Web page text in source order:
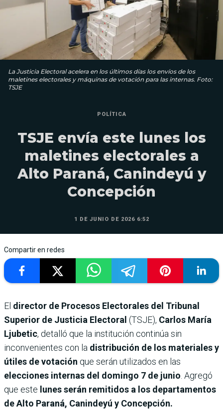
La Justicia Electoral acelera en los últimos días los envíos de los
maletines electorales y máquinas de votación para las internas. Foto:
TSJE
POLÍTICA
TSJE envía este lunes los
maletines electorales a
Alto Paraná, Canindeyú y
Concepción
1 DE JUNIO DE 2026 6:52
Compartir en redes
El director de Procesos Electorales del Tribunal
Superior de Justicia Electoral (TSJE), Carlos María
Ljubetic, detalló que la institución continúa sin
inconvenientes con la distribución de los materiales y
útiles de votación que serán utilizados en las
elecciones internas del domingo 7 de junio . Agregó
que este lunes serán remitidos a los departamentos
de Alto Paraná, Canindeyú y Concepción.